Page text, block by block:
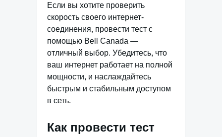
Если вы хотите проверить
скорость своего интернет-
соединения, провести тест с
помощью Bell Canada —
отличный выбор. Убедитесь, что
ваш интернет работает на полной
мощности, и наслаждайтесь
быстрым и стабильным доступом
в сеть.
Как провести тест